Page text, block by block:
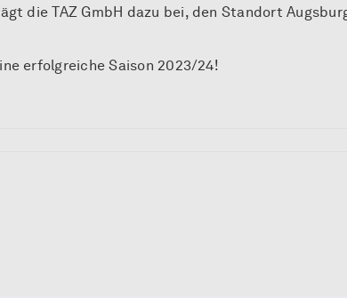
die TAZ GmbH dazu bei, den Standort
erfolgreiche Saison 2023/24!